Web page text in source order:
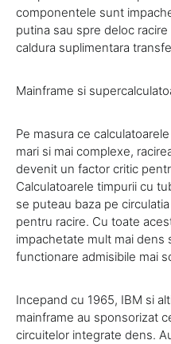
componentele sunt
putina sau spre deloc
caldura suplimentara
Mainframe si
Pe masura ce
mari si mai complexe,
devenit un factor critic
Calculatoarele timpurii cu
se puteau baza pe
pentru racire. Cu toate
impachetate mult mai dens
functionare admisibile mai
Incepand cu 1965, IBM si
mainframe au sponsorizat
circuitelor integrate dens.